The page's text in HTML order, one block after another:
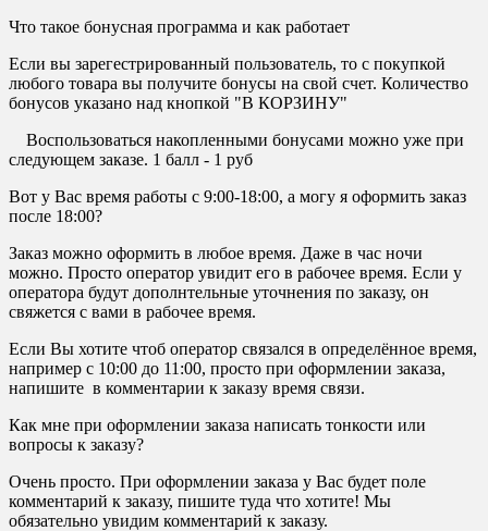
Что такое бонусная программа и как работает
Если вы зарегестрированный пользователь, то с покупкой
любого товара вы получите бонусы на свой счет. Количество
бонусов указано над кнопкой "В КОРЗИНУ"
Воспользоваться накопленными бонусами можно уже при
следующем заказе. 1 балл - 1 руб
Вот у Вас время работы с 9:00-18:00, а могу я оформить заказ
после 18:00?
Заказ можно оформить в любое время. Даже в час ночи
можно. Просто оператор увидит его в рабочее время. Если у
оператора будут дополнтельные уточнения по заказу, он
свяжется с вами в рабочее время.
Если Вы хотите чтоб оператор связался в определённое время,
например с 10:00 до 11:00, просто при оформлении заказа,
напишите в комментарии к заказу время связи.
Как мне при оформлении заказа написать тонкости или
вопросы к заказу?
Очень просто. При оформлении заказа у Вас будет поле
комментарий к заказу, пишите туда что хотите! Мы
обязательно увидим комментарий к заказу.